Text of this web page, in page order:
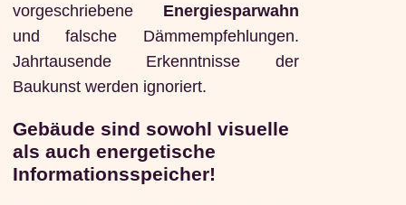
vorgeschriebene Energiesparwahn
und falsche Dämmempfehlungen.
Jahrtausende Erkenntnisse der
Baukunst werden ignoriert.
Gebäude sind sowohl visuelle
als auch energetische
Informationsspeicher!